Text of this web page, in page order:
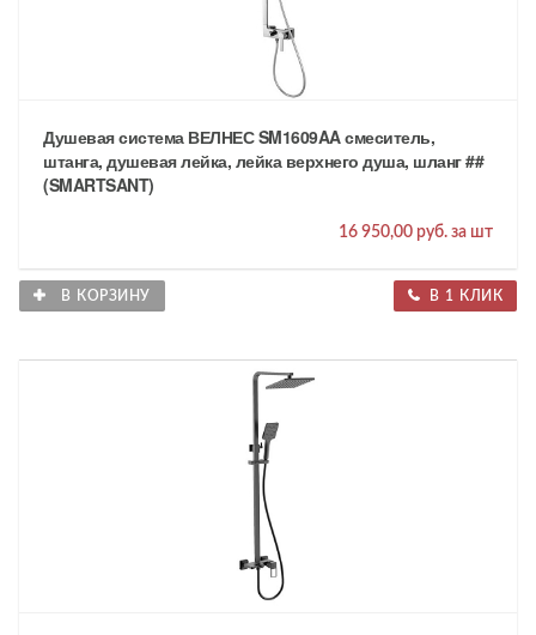
Душевая система ВЕЛНЕС SM1609AA смеситель,
штанга, душевая лейка, лейка верхнего душа, шланг ##
(SMARTSANT)
16 950,00 руб. за шт
В КОРЗИНУ В 1 КЛИК